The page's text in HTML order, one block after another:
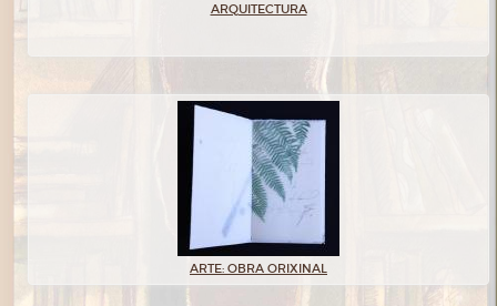
ARQUITECTURA
ARTE: OBRA ORIXINAL